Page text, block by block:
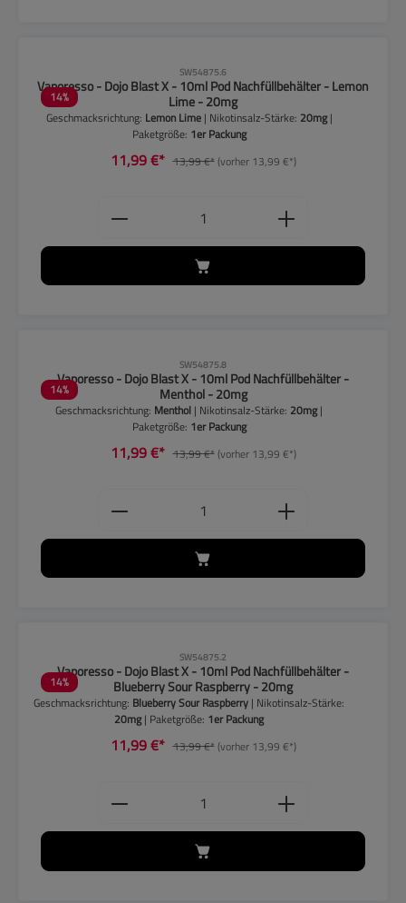
14%
SW54875.6
Vaporesso - Dojo Blast X - 10ml Pod Nachfüllbehälter - Lemon
Lime - 20mg
Geschmacksrichtung: Lemon Lime | Nikotinsalz-Stärke: 20mg|
Paketgröße: 1er Packung
11,99 €* 13,99 €*(vorher 13,99 €*)
Produkt Anzahl: Gib den
14%
SW54875.8
Vaporesso - Dojo Blast X - 10ml Pod Nachfüllbehälter -
Menthol - 20mg
Geschmacksrichtung: Menthol | Nikotinsalz-Stärke: 20mg|
Paketgröße: 1er Packung
11,99 €* 13,99 €*(vorher 13,99 €*)
Produkt Anzahl: Gib den
14%
SW54875.2
Vaporesso - Dojo Blast X - 10ml Pod Nachfüllbehälter -
Blueberry Sour Raspberry - 20mg
Geschmacksrichtung: Blueberry Sour Raspberry | Nikotinsalz-Stärke:
20mg| Paketgröße: 1er Packung
11,99 €* 13,99 €*(vorher 13,99 €*)
Produkt Anzahl: Gib den